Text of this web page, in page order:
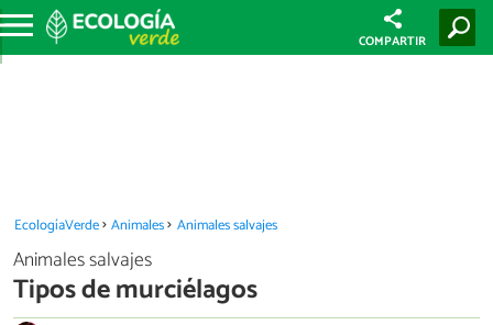
COMPARTIR
EcologíaVerde Animales Animales salvajes
Animales salvajes
Tipos de murciélagos